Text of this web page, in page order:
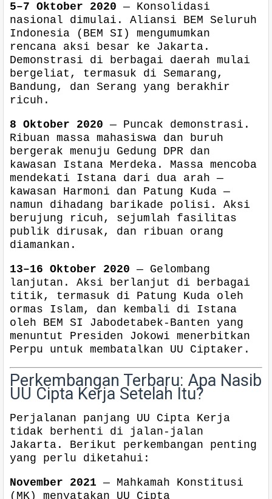
5–7 Oktober 2020 — Konsolidasi
nasional dimulai. Aliansi BEM Seluruh
Indonesia (BEM SI) mengumumkan
rencana aksi besar ke Jakarta.
Demonstrasi di berbagai daerah mulai
bergeliat, termasuk di Semarang,
Bandung, dan Serang yang berakhir
ricuh.
8 Oktober 2020 — Puncak demonstrasi.
Ribuan massa mahasiswa dan buruh
bergerak menuju Gedung DPR dan
kawasan Istana Merdeka. Massa mencoba
mendekati Istana dari dua arah —
kawasan Harmoni dan Patung Kuda —
namun dihadang barikade polisi. Aksi
berujung ricuh, sejumlah fasilitas
publik dirusak, dan ribuan orang
diamankan.
13–16 Oktober 2020 — Gelombang
lanjutan. Aksi berlanjut di berbagai
titik, termasuk di Patung Kuda oleh
ormas Islam, dan kembali di Istana
oleh BEM SI Jabodetabek-Banten yang
menuntut Presiden Jokowi menerbitkan
Perpu untuk membatalkan UU Ciptaker.
Perkembangan Terbaru: Apa Nasib
UU Cipta Kerja Setelah Itu?
Perjalanan panjang UU Cipta Kerja
tidak berhenti di jalan-jalan
Jakarta. Berikut perkembangan penting
yang perlu diketahui:
November 2021 — Mahkamah Konstitusi
(MK) menyatakan UU Cipta